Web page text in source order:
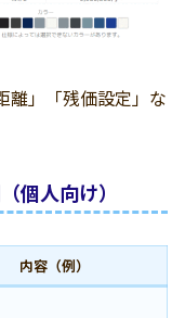
離」「残価設定」な
個人向け）
内容（例）